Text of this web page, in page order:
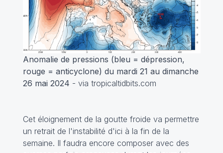
Anomalie de pressions (bleu = dépression,
rouge = anticyclone) du mardi 21 au dimanche
26 mai 2024 - via tropicaltidbits.com
Cet éloignement de la goutte froide va permettre
un retrait de l'instabilité d'ici à la fin de la
semaine. Il faudra encore composer avec des